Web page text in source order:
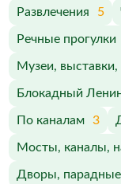
Развлечения 5
Речные прогулки
Музеи, выставки,
Блокадный
По каналам 3
Мосты, каналы,
Дворы,